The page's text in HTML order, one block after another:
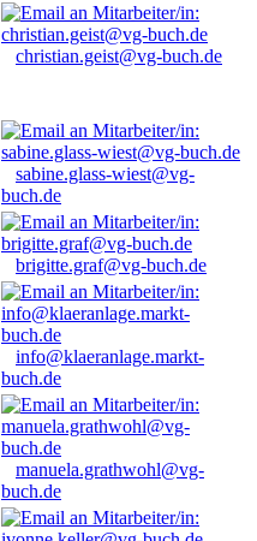
christian.geist@vg-buch.de
sabine.glass-wiest@vg-
buch.de
brigitte.graf@vg-buch.de
info@klaeranlage.markt-
buch.de
manuela.grathwohl@vg-
buch.de